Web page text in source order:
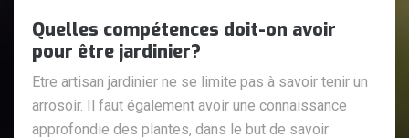
Quelles compétences doit-on avoir
pour être jardinier?
Etre artisan jardinier ne se limite pas à savoir tenir un
arrosoir. Il faut également avoir une connaissance
approfondie des plantes, dans le but de savoir